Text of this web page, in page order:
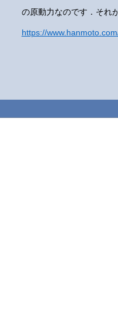
の原動力なのです．それ
https://